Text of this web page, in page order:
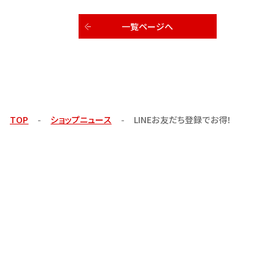
一覧ページへ
TOP ショップニュース LINEお友だち登録でお得！